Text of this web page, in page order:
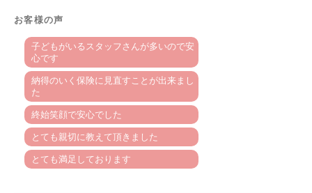
お客様の声
子どもがいるスタッフさんが多いので安
心です
納得のいく保険に見直すことが出来まし
た
終始笑顔で安心でした
とても親切に教えて頂きました
とても満足しております